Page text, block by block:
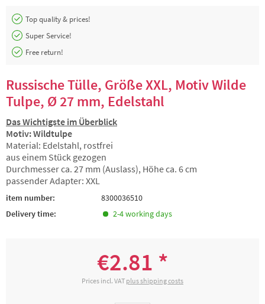
Top quality & prices!
Super Service!
Free return!
Russische Tülle, Größe XXL, Motiv Wilde
Tulpe, Ø 27 mm, Edelstahl
Das Wichtigste im Überblick
Motiv: Wildtulpe
Material: Edelstahl, rostfrei
aus einem Stück gezogen
Durchmesser ca. 27 mm (Auslass), Höhe ca. 6 cm
passender Adapter: XXL
item number:
8300036510
Delivery time:
2-4 working days
€2.81 *
Prices incl. VAT plus shipping costs